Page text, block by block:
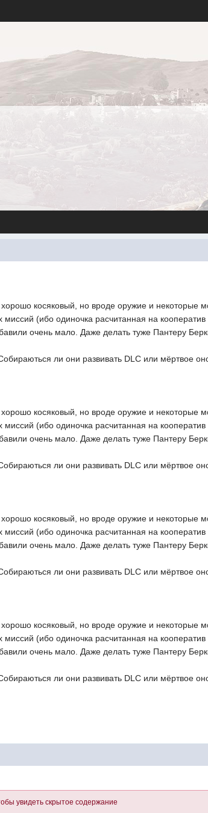
косяковый, но вроде оружие и некоторые
(ибо одиночка расчитанная на кооператив
очень мало. Даже делать туже Пантеру
ли они развивать DLC или мёртвое
косяковый, но вроде оружие и некоторые
(ибо одиночка расчитанная на кооператив
очень мало. Даже делать туже Пантеру
ли они развивать DLC или мёртвое
косяковый, но вроде оружие и некоторые
(ибо одиночка расчитанная на кооператив
очень мало. Даже делать туже Пантеру
ли они развивать DLC или мёртвое
косяковый, но вроде оружие и некоторые
(ибо одиночка расчитанная на кооператив
очень мало. Даже делать туже Пантеру
ли они развивать DLC или мёртвое
увидеть скрытое содержание